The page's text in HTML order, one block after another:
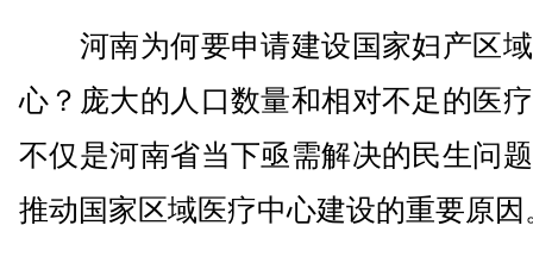
河南为何要申请建设国家妇产区
心？庞大的人口数量和相对不足的医
不仅是河南省当下亟需解决的民生问
推动国家区域医疗中心建设的重要原因